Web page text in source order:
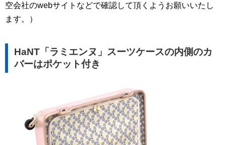
空会社のwebサイトなどで確認して頂くようお願いいたし
ます。）
HaNT「ラミエンヌ」スーツケースの内側のカ
バーはポケット付き